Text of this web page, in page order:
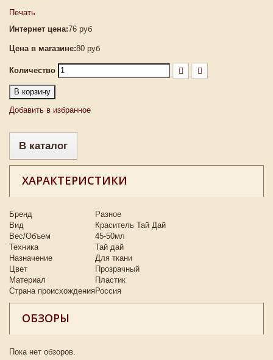
Печать
Интернет цена:76 руб
Цена в магазине:80 руб
Количество
В корзину
Добавить в избранное
В каталог
ХАРАКТЕРИСТИКИ
Бренд
Разное
Вид
Краситель Тай Дай
Вес/Объем
45-50мл
Техника
Тай дай
Назначение
Для ткани
Цвет
Прозрачный
Материал
Пластик
Страна происхожденияРоссия
ОБЗОРЫ
Пока нет обзоров.